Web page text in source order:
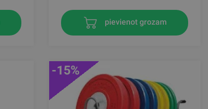
pievienot grozam
-15%